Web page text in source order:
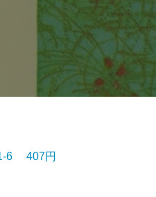
6 407円